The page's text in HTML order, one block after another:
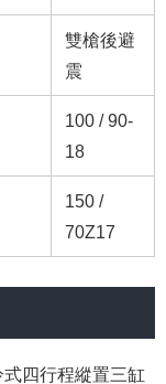
雙槍後避
震
100 / 90-
18
150 /
70Z17
四行程縱置三缸